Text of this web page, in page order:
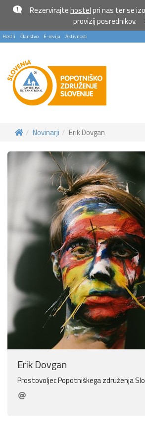
Rezervirajtehostelpri nas ter se
provizij posrednikov.
Hostli Članstvo E-revija Aktivnosti
Novinarji Erik Dovgan
Erik Dovgan
Prostovoljec Popotniškega združenja